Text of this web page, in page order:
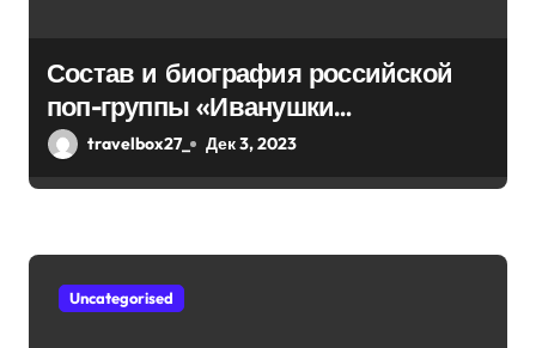
и
я
Состав и биография российской
поп-группы «Иванушки
интернешнл» — история успеха,
travelbox27_ Дек 3, 2023
Uncategorised